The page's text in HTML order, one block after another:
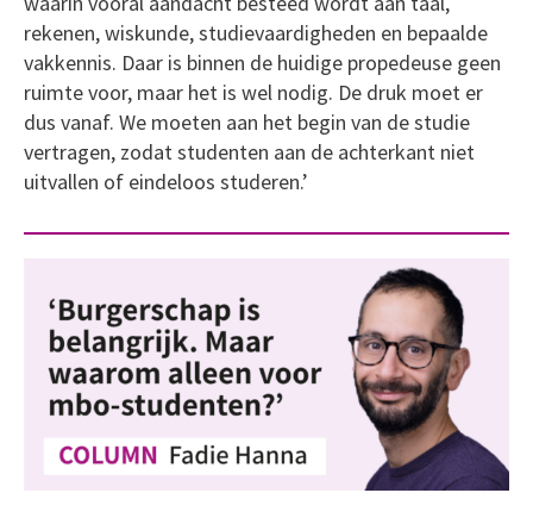
rekenen, wiskunde, studievaardigheden en bepaalde
vakkennis. Daar is binnen de huidige propedeuse geen
ruimte voor, maar het is wel nodig. De druk moet er
dus vanaf. We moeten aan het begin van de studie
vertragen, zodat studenten aan de achterkant niet
uitvallen of eindeloos studeren.’